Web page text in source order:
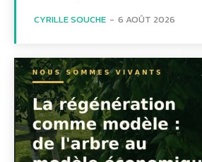
CYRILLE SOUCHE - 6 AOÛT 2026